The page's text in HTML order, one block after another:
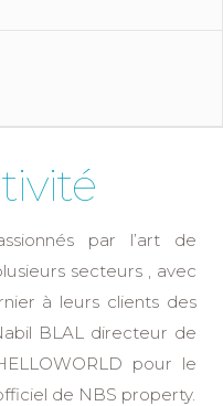
par l’art de
secteurs , avec
à leurs clients des
BLAL directeur de
pour le
de NBS property.